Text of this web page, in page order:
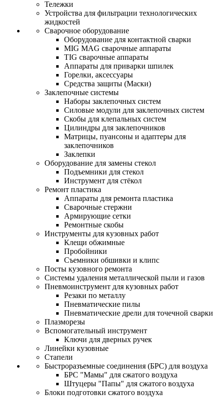
Тележки
Устройства для фильтрации технологических
жидкостей
Сварочное оборудование
Оборудование для контактной сварки
MIG MAG сварочные аппараты
TIG сварочные аппараты
Аппараты для приварки шпилек
Горелки, аксессуары
Средства защиты (Маски)
Заклепочные системы
Наборы заклепочных систем
Силовые модули для заклепочных систем
Скобы для клепальных систем
Цилиндры для заклепочников
Матрицы, пуансоны и адаптеры для
заклепочников
Заклепки
Оборудование для замены стекол
Подъемники для стекол
Инструмент для стёкол
Ремонт пластика
Аппараты для ремонта пластика
Сварочные стержни
Армирующие сетки
Ремонтные скобы
Инструменты для кузовных работ
Клещи обжимные
Пробойники
Съемники обшивки и клипс
Посты кузовного ремонта
Системы удаления металлической пыли и газов
Пневмоинструмент для кузовных работ
Резаки по металлу
Пневматические пилы
Пневматические дрели для точечной сварки
Плазморезы
Вспомогательный инструмент
Ключи для дверных ручек
Линейки кузовные
Стапели
Быстроразъемные соединения (БРС) для воздуха
БРС "Мамы" для сжатого воздуха
Штуцеры "Папы" для сжатого воздуха
Блоки подготовки сжатого воздуха